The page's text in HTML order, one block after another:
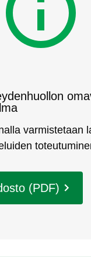
var­mis­te­taan
(PDF)